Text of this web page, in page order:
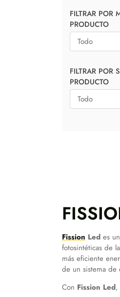
Fission Led es
fotosintéticas de
más eficiente
de un sistema de
Con Fission Led,
FILTRAR POR
PRODUCTO
Todo
FILTRAR POR
PRODUCTO
Todo